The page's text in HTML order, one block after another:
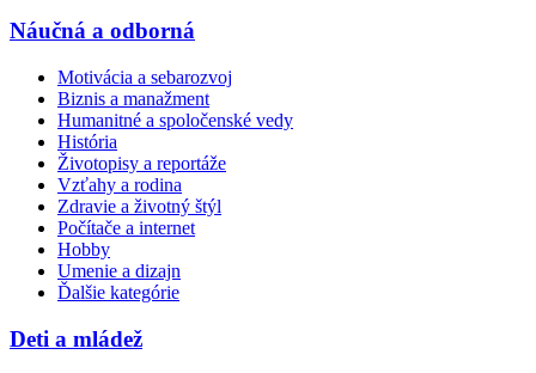
Náučná a odborná
Motivácia a sebarozvoj
Biznis a manažment
Humanitné a spoločenské vedy
História
Životopisy a reportáže
Vzťahy a rodina
Zdravie a životný štýl
Počítače a internet
Hobby
Umenie a dizajn
Ďalšie kategórie
Deti a mládež